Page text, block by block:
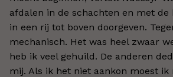
afdalen in de schachten en met de
in een rij tot boven doorgeven.
mechanisch. Het was heel zwaar
heb ik veel gehuild. De anderen
mij. Als ik het niet aankon moest ik